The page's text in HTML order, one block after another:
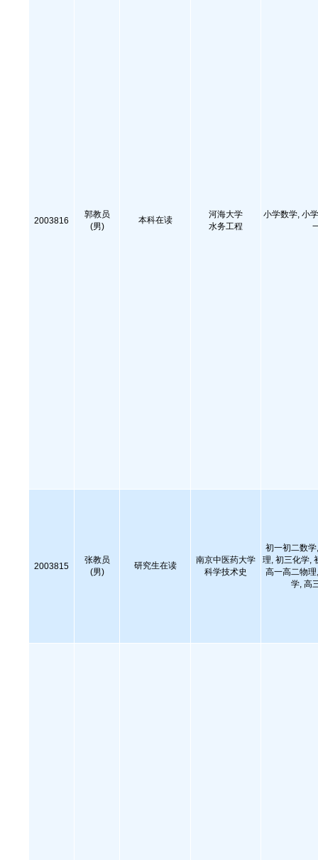
2003816
郭教员
(男)
本科在读
河海大学
水务工程
小学数学, 小
2003815
张教员
(男)
研究生在读
南京中医药大学
科学技术史
初一初二数
理, 初三化学,
高一高二物
学, 高